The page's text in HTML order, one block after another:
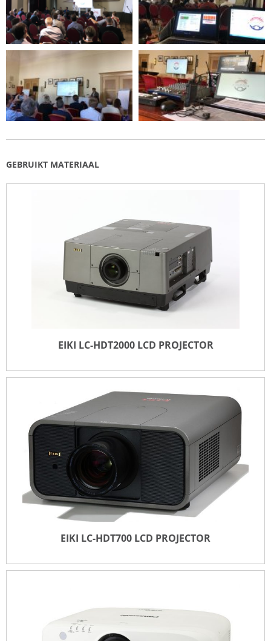
GEBRUIKT MATERIAAL
EIKI LC-HDT2000 LCD PROJECTOR
EIKI LC-HDT2000 LCD PROJECTOR
TOEVOEGEN VOOR OFFERTE
EIKI LC-HDT700 LCD PROJECTOR
TOEVOEGEN VOOR OFFERTE